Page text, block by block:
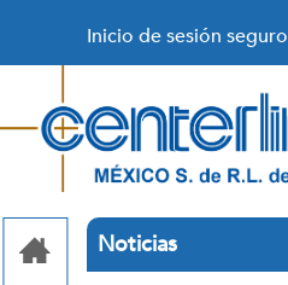
Inicio de sesión seguro
Noticias